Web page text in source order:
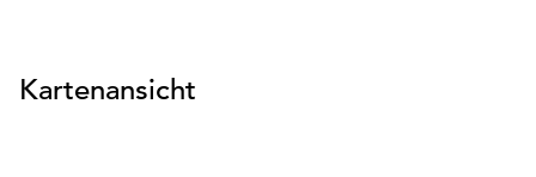
Kartenansicht